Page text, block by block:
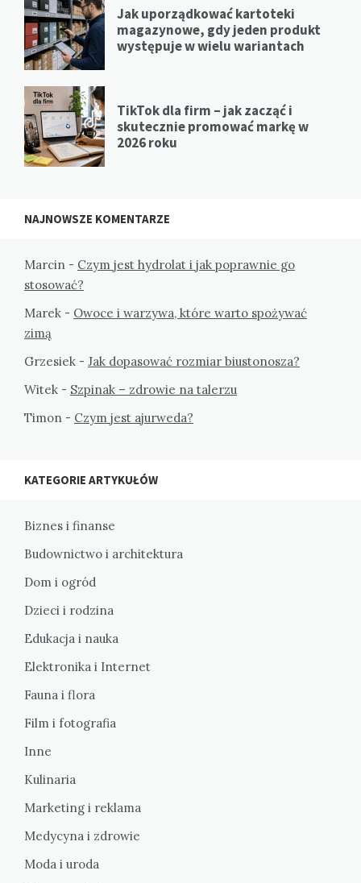
Jak uporządkować kartoteki
magazynowe, gdy jeden produkt
występuje w wielu wariantach
TikTok dla firm – jak zacząć i
skutecznie promować markę w
2026 roku
NAJNOWSZE KOMENTARZE
Marcin - Czym jest hydrolat i jak poprawnie go
stosować?
Marek - Owoce i warzywa, które warto spożywać
zimą
Grzesiek - Jak dopasować rozmiar biustonosza?
Witek - Szpinak – zdrowie na talerzu
Timon - Czym jest ajurweda?
KATEGORIE ARTYKUŁÓW
Biznes i finanse
Budownictwo i architektura
Dom i ogród
Dzieci i rodzina
Edukacja i nauka
Elektronika i Internet
Fauna i flora
Film i fotografia
Inne
Kulinaria
Marketing i reklama
Medycyna i zdrowie
Moda i uroda